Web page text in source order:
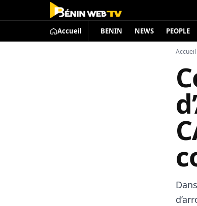
Accueil BENIN NEWS PEOPLE
Accueil